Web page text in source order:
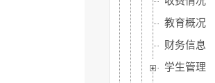
教育概况
财务信息
学生管理